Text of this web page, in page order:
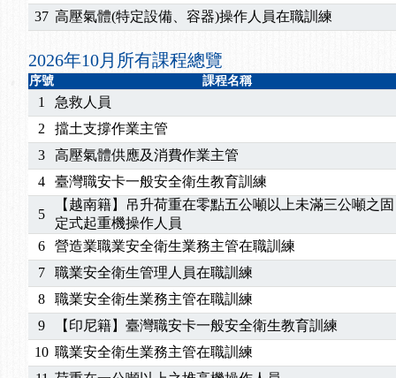
2025/06/06【進修課程】～～前導課程看這邊推出囉～～
2025/05/29【進修課程】前導課程推出公告！
2025/04/28【進修課程】要怎麼進修自我？課程百百種選擇好
2025/01/21「高壓氣體製造安全主任」、「隧道等襯砌作業主
訓測驗
2025/01/15
37 高壓氣體(特定設備、容器)操作人員在職訓練
2026年10月所有課程總覽
序號 課程名稱
1
急救人員
2
擋土支撐作業主管
3
高壓氣體供應及消費作業主管
4
臺灣職安卡一般安全衛生教育訓練
5
【越南籍】吊升荷重在零點五公噸以上未滿三公噸之固
定式起重機操作人員
6
營造業職業安全衛生業務主管在職訓練
7
職業安全衛生管理人員在職訓練
8
職業安全衛生業務主管在職訓練
9
【印尼籍】臺灣職安卡一般安全衛生教育訓練
10 職業安全衛生業務主管在職訓練